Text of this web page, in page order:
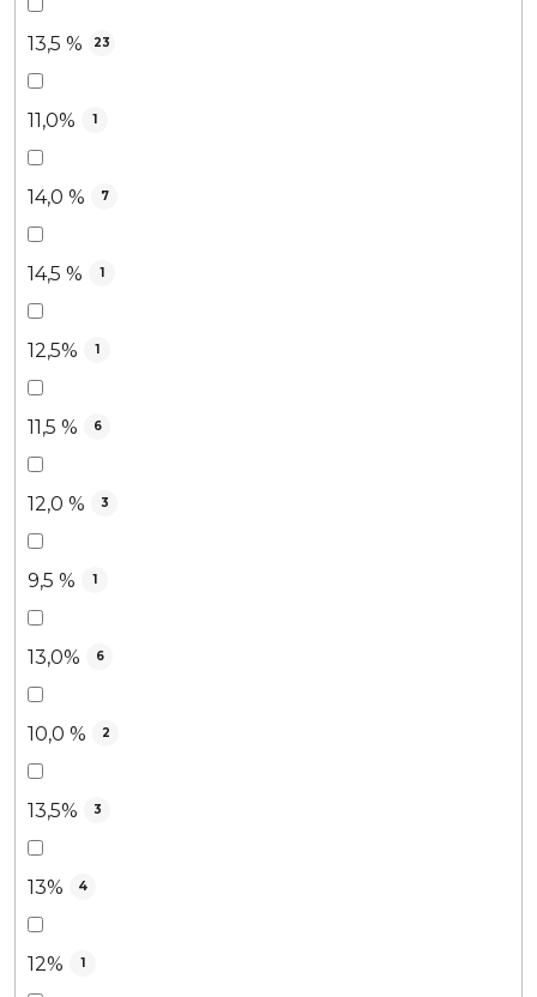
13,5 % 23
11,0% 1
14,0 % 7
14,5 % 1
12,5% 1
11,5 % 6
12,0 % 3
9,5 % 1
13,0% 6
10,0 % 2
13,5% 3
13% 4
12% 1